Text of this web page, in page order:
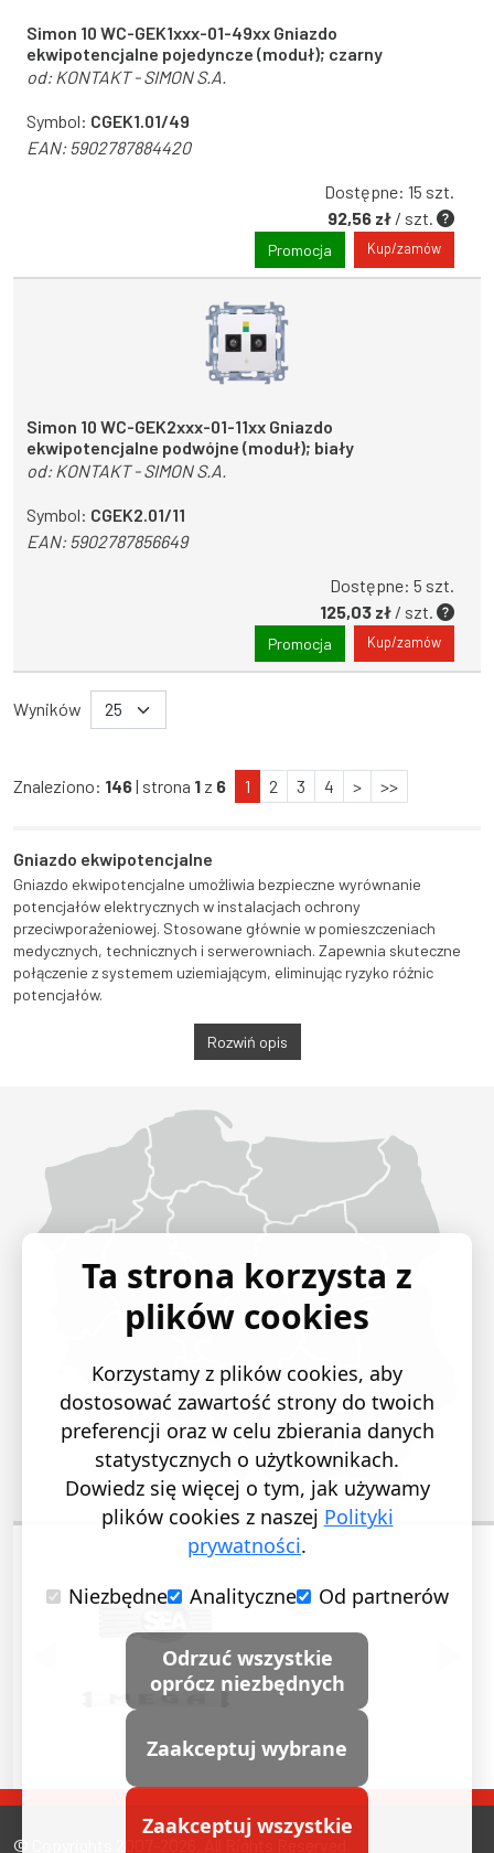
Simon 10 WC-GEK1xxx-01-49xx Gniazdo
ekwipotencjalne pojedyncze (moduł); czarny
od: KONTAKT - SIMON S.A.
Symbol: CGEK1.01/49
EAN:5902787884420
Dostępne: 15 szt.
92,56 zł / szt.
Promocja Kup/zamów
Simon 10 WC-GEK2xxx-01-11xx Gniazdo
ekwipotencjalne podwójne (moduł); biały
od: KONTAKT - SIMON S.A.
Symbol: CGEK2.01/11
EAN:5902787856649
Dostępne: 5 szt.
125,03 zł / szt.
Promocja Kup/zamów
Wyników
Znaleziono: 146| strona 1 z 6 1 2 3 4 > >>
Gniazdo ekwipotencjalne
Gniazdo ekwipotencjalne umożliwia bezpieczne wyrównanie
potencjałów elektrycznych w instalacjach ochrony
przeciwporażeniowej. Stosowane głównie w pomieszczeniach
medycznych, technicznych i serwerowniach. Zapewnia skuteczne
połączenie z systemem uziemiającym, eliminując ryzyko różnic
potencjałów.
Rozwiń opis
POPRZEDNI SLAJD
Ta strona korzysta z
plików cookies
Korzystamy z plików cookies, aby
dostosować zawartość strony do twoich
preferencji oraz w celu zbierania danych
statystycznych o użytkownikach.
Dowiedz się więcej o tym, jak używamy
plików cookies z naszej Polityki
prywatności.
Niezbędne
Analityczne Od partnerów
Odrzuć wszystkie
oprócz niezbędnych
Zaakceptuj wybrane
Zaakceptuj wszystkie